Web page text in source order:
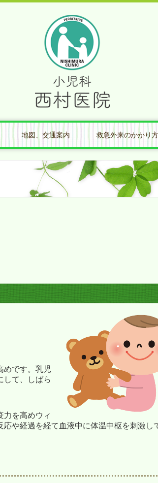
地図、交通案内 救急外来のかかり
めです。乳児
して、しばら
力を高めウィ
や経過を経て血液中に体温中枢を刺激し